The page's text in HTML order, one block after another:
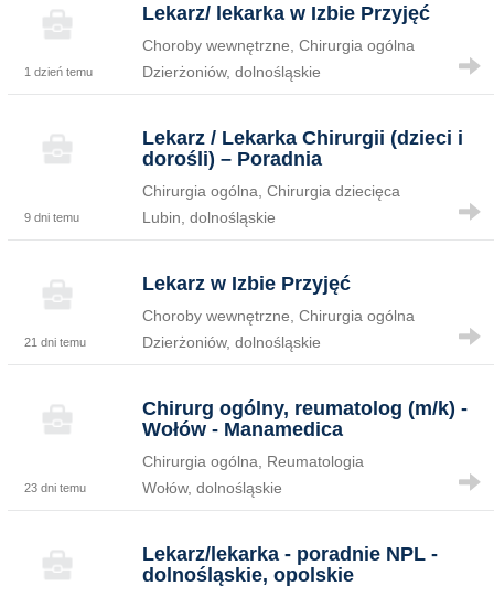
1 dzień temu
Lekarz/ lekarka w Izbie Przyjęć
Choroby wewnętrzne, Chirurgia ogólna
Dzierżoniów, dolnośląskie
9 dni temu
Lekarz / Lekarka Chirurgii (dzieci i
dorośli) – Poradnia
Chirurgia ogólna, Chirurgia dziecięca
Lubin, dolnośląskie
21 dni temu
Lekarz w Izbie Przyjęć
Choroby wewnętrzne, Chirurgia ogólna
Dzierżoniów, dolnośląskie
23 dni temu
Chirurg ogólny, reumatolog (m/k) -
Wołów - Manamedica
Chirurgia ogólna, Reumatologia
Wołów, dolnośląskie
Lekarz/lekarka - poradnie NPL -
dolnośląskie, opolskie